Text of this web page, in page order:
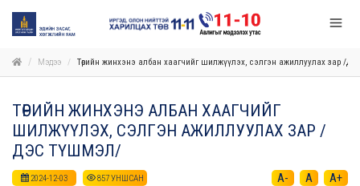
Мэдээ Төрийн жинхэнэ албан хаагчийг шилжүүлэх, сэлгэн ажиллуулах зар /
ТӨРИЙН ЖИНХЭНЭ АЛБАН ХААГЧИЙГ
ШИЛЖҮҮЛЭХ, СЭЛГЭН АЖИЛЛУУЛАХ ЗАР /
ДЭС ТҮШМЭЛ/
2024-12-03 857УНШСАН A- A A+